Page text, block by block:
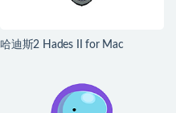
哈迪斯2 Hades II for Mac